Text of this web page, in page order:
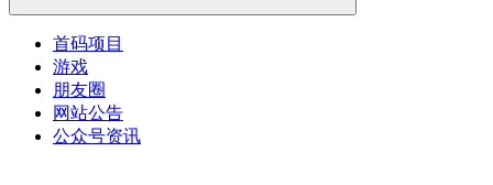
首码项目
游戏
朋友圈
网站公告
公众号资讯